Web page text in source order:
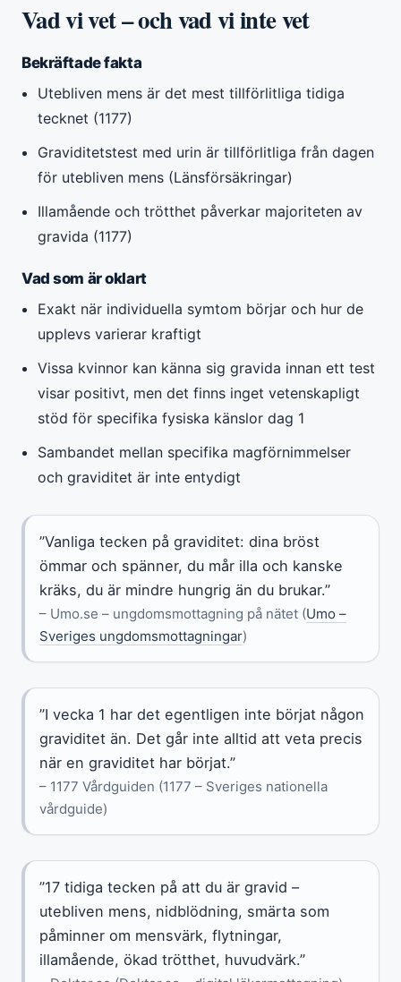
Vad vi vet – och vad vi inte vet
Bekräftade fakta
Utebliven mens är det mest tillförlitliga tidiga
tecknet (1177)
Graviditetstest med urin är tillförlitliga från dagen
för utebliven mens (Länsförsäkringar)
Illamående och trötthet påverkar majoriteten av
gravida (1177)
Vad som är oklart
Exakt när individuella symtom börjar och hur de
upplevs varierar kraftigt
Vissa kvinnor kan känna sig gravida innan ett test
visar positivt, men det finns inget vetenskapligt
stöd för specifika fysiska känslor dag 1
Sambandet mellan specifika magförnimmelser
och graviditet är inte entydigt
”Vanliga tecken på graviditet: dina bröst
ömmar och spänner, du mår illa och kanske
kräks, du är mindre hungrig än du brukar.”
– Umo.se – ungdomsmottagning på nätet (Umo –
Sveriges ungdomsmottagningar)
”I vecka 1 har det egentligen inte börjat någon
graviditet än. Det går inte alltid att veta precis
när en graviditet har börjat.”
– 1177 Vårdguiden (1177 – Sveriges nationella
vårdguide)
”17 tidiga tecken på att du är gravid –
utebliven mens, nidblödning, smärta som
påminner om mensvärk, flytningar,
illamående, ökad trötthet, huvudvärk.”